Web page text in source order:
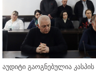
აუდიტი გაოგნებულია